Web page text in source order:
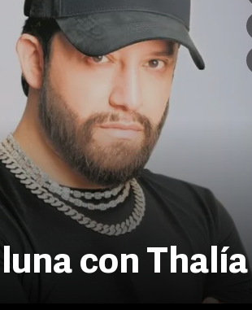
con Thalía